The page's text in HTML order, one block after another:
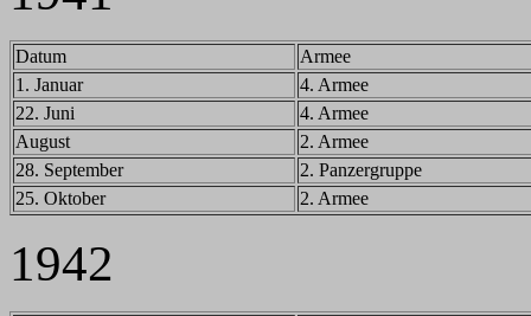
Datum
Armee
1. Januar
4. Armee
22. Juni
4. Armee
August
2. Armee
28. September
2. Panzergruppe
25. Oktober
2. Armee
1942